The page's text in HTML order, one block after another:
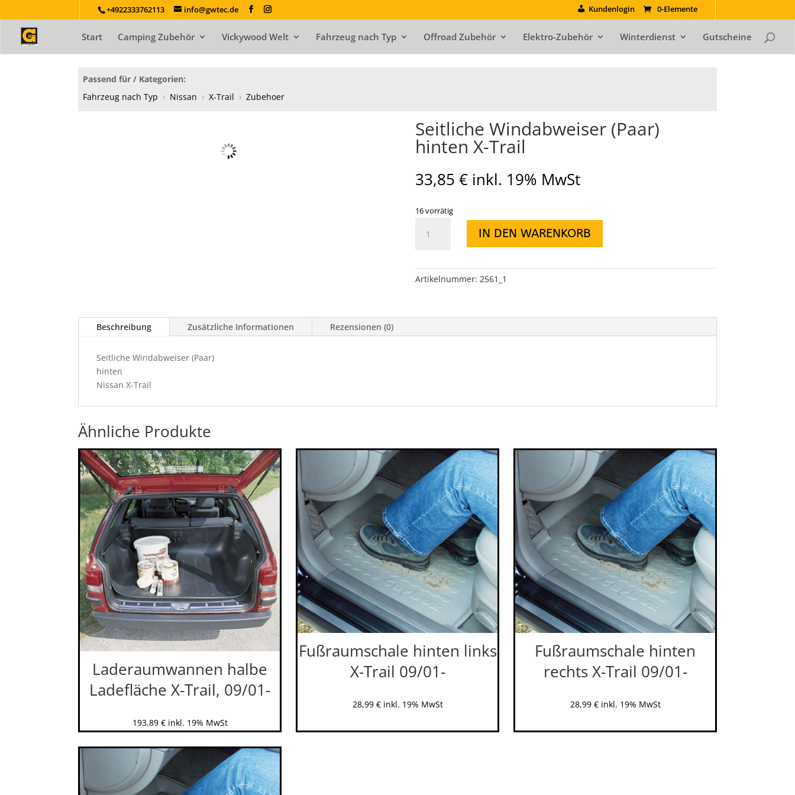
+4922333762113 info@gwtec.de Kundenlogin 0-Elemente
Start Camping Zubehör Vickywood Welt Fahrzeug nach Typ Offroad Zubehör Elektro-Zubehör Winterdienst Gutscheine
Passend für / Kategorien:
Fahrzeug nach Typ › Nissan › X-Trail › Zubehoer
Seitliche Windabweiser (Paar)
hinten X-Trail
33,85 € inkl. 19% MwSt
16 vorrätig
Windabweiser
X-
IN DEN WARENKORB
Artikelnummer: 2561_1
Beschreibung Zusätzliche Informationen Rezensionen (0)
Seitliche Windabweiser (Paar)
hinten
Nissan X-Trail
Ähnliche Produkte
Laderaumwannen halbe
Ladefläche X-Trail, 09/01-
193,89 € inkl. 19% MwSt
Fußraumschale hinten links
X-Trail 09/01-
28,99 € inkl. 19% MwSt
Fußraumschale hinten
rechts X-Trail 09/01-
28,99 € inkl. 19% MwSt